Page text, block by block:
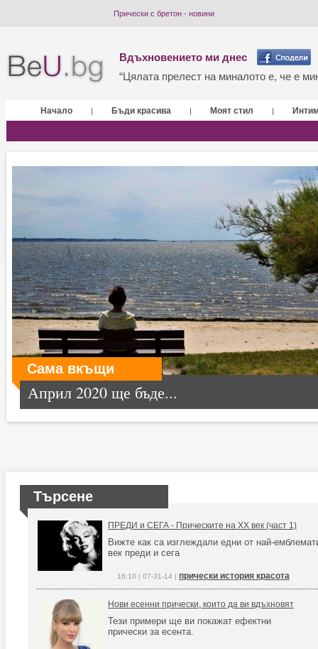
Прически с бретон - новини
Вдъхновението ми днес
“Цялата прелест на миналото е, че е
Начало | Бъди красива | Моят стил |
Сама вкъщи
Април 2020 ще бъде...
Търсене
ПРЕДИ и СЕГА - Прическите на XX век (част 1)
Вижте как са изглеждали едни от най-
век преди и сега
16:10 | 07-31-14 | прически история красота
Нови есенни прически, които да ви вдъхновят
Тези примери ще ви покажат ефектни
прически за есента.